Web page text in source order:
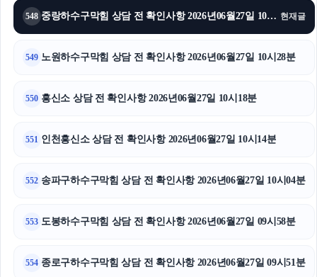
548 중랑하수구막힘 상담 전 확인사항 2026년06월27일 10시33분 현재글
549 노원하수구막힘 상담 전 확인사항 2026년06월27일 10시28분
550 흥신소 상담 전 확인사항 2026년06월27일 10시18분
551 인천흥신소 상담 전 확인사항 2026년06월27일 10시14분
552 송파구하수구막힘 상담 전 확인사항 2026년06월27일 10시04분
553 도봉하수구막힘 상담 전 확인사항 2026년06월27일 09시58분
554 종로구하수구막힘 상담 전 확인사항 2026년06월27일 09시51분